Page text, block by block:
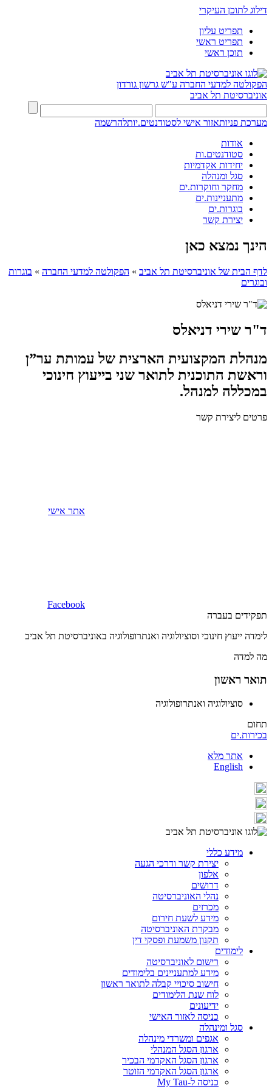
דילוג לתוכן העיקרי
תפריט עליון
תפריט ראשי
תוכן ראשי
הפקולטה למדעי החברה ע"ש גרשון גורדון
אוניברסיטת תל אביב
מערכת פניותאזור אישי לסטודנטים.יותלהרשמה
אודות
סטודנטים.ות
יחידות אקדמיות
סגל ומנהלה
מחקר וחוקרות.ים
מתעניינות.ים
בוגרות.ים
יצירת קשר
הינך נמצא כאן
לדף הבית של אוניברסיטת תל אביב » הפקולטה למדעי החברה » בוגרות
ובוגרים
ד"ר שירי דניאלס
מנהלת המקצועית הארצית של עמותת ער”ן
וראשת התוכנית לתואר שני בייעוץ חינוכי
במכללה למנהל.
פרטים ליצירת קשר
אתר אישי
Facebook
תפקידים בעברה
לימדה ייעוץ חינוכי וסוציולוגיה ואנתרופולוגיה באוניברסיטת תל אביב
מה למדה
תואר ראשון
סוציולוגיה ואנתרופולוגיה
תחום
בכירות.ים
אתר מלא
English
מידע כללי
יצירת קשר ודרכי הגעה
אלפון
דרושים
נהלי האוניברסיטה
מכרזים
מידע לשעת חירום
מבקרת האוניברסיטה
תקנון משמעת ופסקי דין
לימודים
רישום לאוניברסיטה
מידע למתעניינים בלימודים
חישוב סיכויי קבלה לתואר ראשון
לוח שנת הלימודים
ידיעונים
כניסה לאזור האישי
סגל ומינהלה
אגפים ומשרדי מינהלה
ארגון הסגל המנהלי
ארגון הסגל האקדמי הבכיר
ארגון הסגל האקדמי הזוטר
כניסה ל-My Tau